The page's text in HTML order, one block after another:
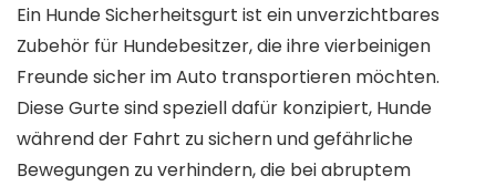
Ein Hunde Sicherheitsgurt ist ein unverzichtbares
Zubehör für Hundebesitzer, die ihre vierbeinigen
Freunde sicher im Auto transportieren möchten.
Diese Gurte sind speziell dafür konzipiert, Hunde
während der Fahrt zu sichern und gefährliche
Bewegungen zu verhindern, die bei abruptem